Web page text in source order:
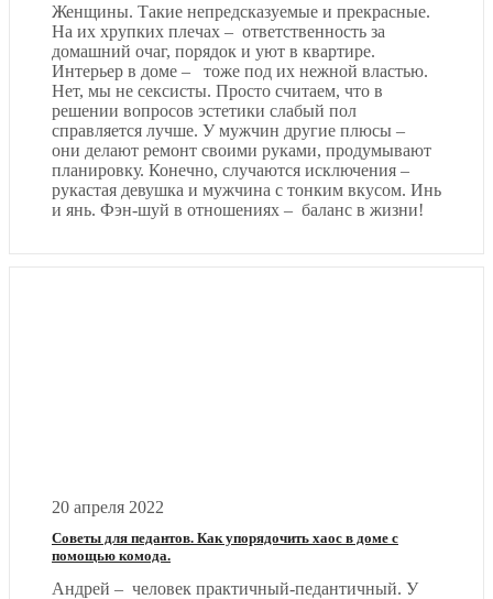
Женщины. Такие непредсказуемые и прекрасные.
На их хрупких плечах – ответственность за
домашний очаг, порядок и уют в квартире.
Интерьер в доме – тоже под их нежной властью.
Нет, мы не сексисты. Просто считаем, что в
решении вопросов эстетики слабый пол
справляется лучше. У мужчин другие плюсы –
они делают ремонт своими руками, продумывают
планировку. Конечно, случаются исключения –
рукастая девушка и мужчина с тонким вкусом. Инь
и янь. Фэн-шуй в отношениях – баланс в жизни!
20 апреля 2022
Советы для педантов. Как упорядочить хаос в доме с
помощью комода.
Андрей – человек практичный-педантичный. У